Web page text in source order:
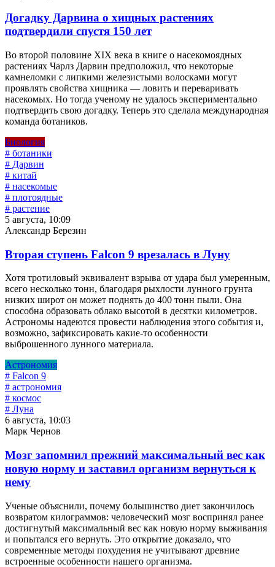
Догадку Дарвина о хищных растениях
подтвердили спустя 150 лет
Во второй половине XIX века в книге о насекомоядных
растениях Чарлз Дарвин предположил, что некоторые
камнеломки с липкими железистыми волосками могут
проявлять свойства хищника — ловить и переваривать
насекомых. Но тогда ученому не удалось экспериментально
подтвердить свою догадку. Теперь это сделала международная
команда ботаников.
Биология
# ботаники
# Дарвин
# китай
# насекомые
# плотоядные
# растение
5 августа, 10:09
Александр Березин
Вторая ступень Falcon 9 врезалась в Луну
Хотя тротиловый эквивалент взрыва от удара был умеренным,
всего несколько тонн, благодаря рыхлости лунного грунта
низких широт он может поднять до 400 тонн пыли. Она
способна образовать облако высотой в десятки километров.
Астрономы надеются провести наблюдения этого события и,
возможно, зафиксировать какие-то особенности
выброшенного лунного материала.
Астрономия
# Falcon 9
# астрономия
# космос
# Луна
6 августа, 10:03
Марк Чернов
Мозг запомнил прежний максимальный вес как
новую норму и заставил организм вернуться к
нему
Ученые объяснили, почему большинство диет закончилось
возвратом килограммов: человеческий мозг воспринял ранее
достигнутый максимальный вес как новую норму выживания
и попытался его вернуть. Это открытие доказало, что
современные методы похудения не учитывают древние
встроенные особенности нашего организма.